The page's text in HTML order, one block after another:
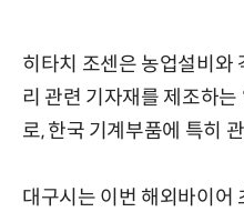
히타치 조센은 농업설비와
리 관련 기자재를 제조하
로, 한국 기계부품에 특히
대구시는 이번 해외바이어